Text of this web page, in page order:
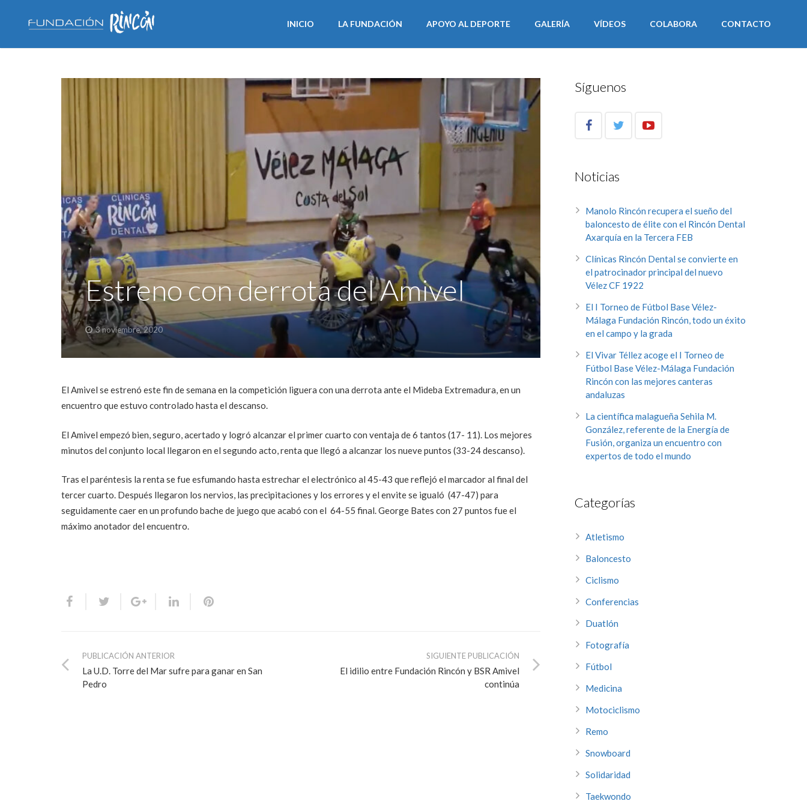
INICIO LA FUNDACIÓN APOYO AL DEPORTE GALERÍA VÍDEOS COLABORA CONTACTO
Estreno con derrota del Amivel
3 noviembre, 2020
El Amivel se estrenó este fin de semana en la competición liguera con una derrota ante el Mideba Extremadura, en un
encuentro que estuvo controlado hasta el descanso.
El Amivel empezó bien, seguro, acertado y logró alcanzar el primer cuarto con ventaja de 6 tantos (17- 11). Los mejores
minutos del conjunto local llegaron en el segundo acto, renta que llegó a alcanzar los nueve puntos (33-24 descanso).
Tras el paréntesis la renta se fue esfumando hasta estrechar el electrónico al 45-43 que reflejó el marcador al final del
tercer cuarto. Después llegaron los nervios, las precipitaciones y los errores y el envite se igualó (47-47) para
seguidamente caer en un profundo bache de juego que acabó con el 64-55 final. George Bates con 27 puntos fue el
máximo anotador del encuentro.
PUBLICACIÓN ANTERIOR
La U.D. Torre del Mar sufre para ganar en San
Pedro
SIGUIENTE PUBLICACIÓN
El idilio entre Fundación Rincón y BSR Amivel
continúa
Síguenos
Noticias
Manolo Rincón recupera el sueño del
baloncesto de élite con el Rincón Dental
Axarquía en la Tercera FEB
Clínicas Rincón Dental se convierte en
el patrocinador principal del nuevo
Vélez CF 1922
El I Torneo de Fútbol Base Vélez-
Málaga Fundación Rincón, todo un éxito
en el campo y la grada
El Vivar Téllez acoge el I Torneo de
Fútbol Base Vélez-Málaga Fundación
Rincón con las mejores canteras
andaluzas
La científica malagueña Sehila M.
González, referente de la Energía de
Fusión, organiza un encuentro con
expertos de todo el mundo
Categorías
Atletismo
Baloncesto
Ciclismo
Conferencias
Duatlón
Fotografía
Fútbol
Medicina
Motociclismo
Remo
Snowboard
Solidaridad
Taekwondo